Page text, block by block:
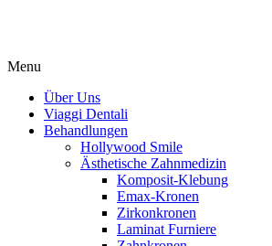
Menu
Über Uns
Viaggi Dentali
Behandlungen
Hollywood Smile
Ästhetische Zahnmedizin
Komposit-Klebung
Emax-Kronen
Zirkonkronen
Laminat Furniere